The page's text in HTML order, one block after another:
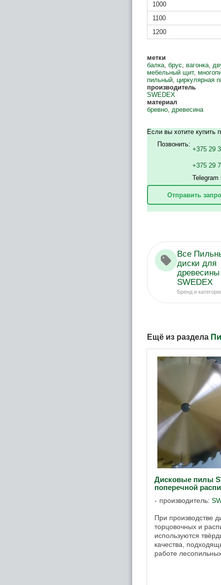
1000
1100
1200
метки
балка, брус, вагонка,
мебельный щит,
пильный, циркулярная
производитель
SWEDEX
материал
бревно, древесина
Если вы хотите
Позвонить:
+375 29
+375 29
Отправить
Все
диски для
древесины
SWEDEX
Бренд и
Ещё из раздела
Дисковые пилы
поперечной
производитель:
При производстве
торцовочных и
используются
качества,
работе